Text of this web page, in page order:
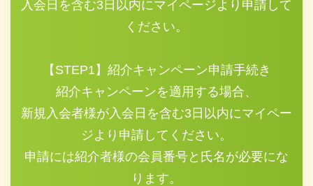
入会日を含む3日以内にマイページより申請して
ください。
【STEP1】紹介キャンペーン申請手続き
紹介キャンペーンを適用する場合、
新規入会者様が入会日を含む3日以内にマイペー
ジより申請してください。
申請には紹介者様の会員番号と氏名が必要にな
ります。